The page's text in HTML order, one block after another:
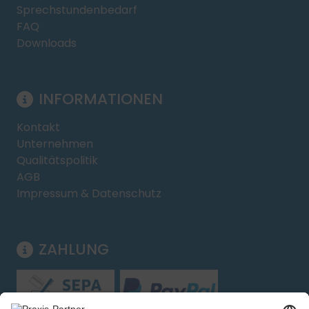
Sprechstundenbedarf
FAQ
Downloads
INFORMATIONEN
Kontakt
Unternehmen
Qualitätspolitik
AGB
Impressum & Datenschutz
ZAHLUNG